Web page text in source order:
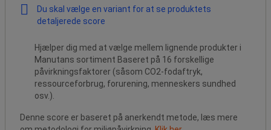
Du skal vælge en variant for at se produktets
detaljerede score
Hjælper dig med at vælge mellem lignende produkter i
Manutans sortiment Baseret på 16 forskellige
påvirkningsfaktorer (såsom CO2-fodaftryk,
ressourceforbrug, forurening, menneskers sundhed
osv.).
Denne score er baseret på anerkendt metode, læs mere